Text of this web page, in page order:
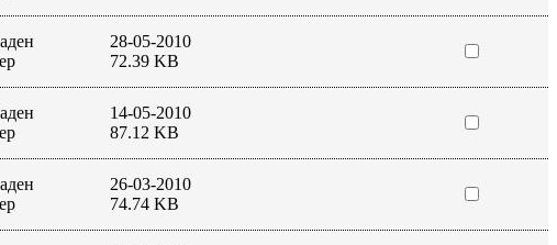
28-05-2010
72.39 KB
14-05-2010
87.12 KB
26-03-2010
74.74 KB